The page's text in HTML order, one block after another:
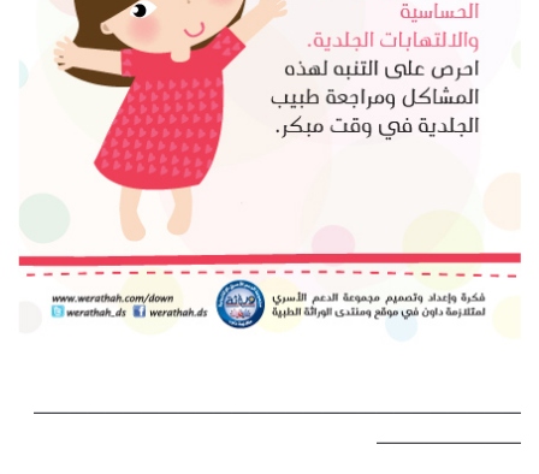
———————————————————————————
————————